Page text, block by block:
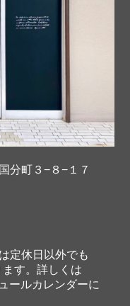
ツジャム
ャム
分町３−８−１７
定休日以外でも
す。詳しくは
ールカレンダーに